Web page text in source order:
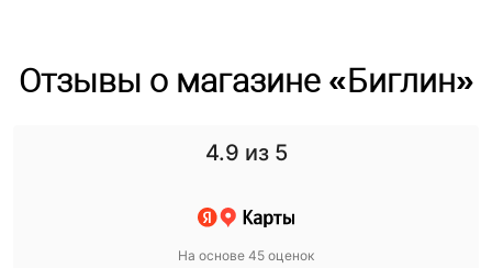
Отзывы о магазине «Биглин»
4.9 из 5
На основе 45 оценок